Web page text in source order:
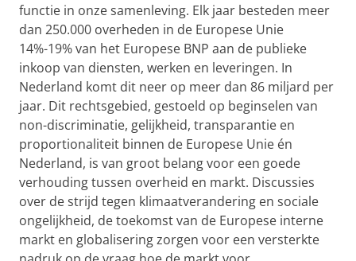
functie in onze samenleving. Elk jaar besteden meer
dan 250.000 overheden in de Europese Unie
14%-19% van het Europese BNP aan de publieke
inkoop van diensten, werken en leveringen. In
Nederland komt dit neer op meer dan 86 miljard per
jaar. Dit rechtsgebied, gestoeld op beginselen van
non-discriminatie, gelijkheid, transparantie en
proportionaliteit binnen de Europese Unie én
Nederland, is van groot belang voor een goede
verhouding tussen overheid en markt. Discussies
over de strijd tegen klimaatverandering en sociale
ongelijkheid, de toekomst van de Europese interne
markt en globalisering zorgen voor een versterkte